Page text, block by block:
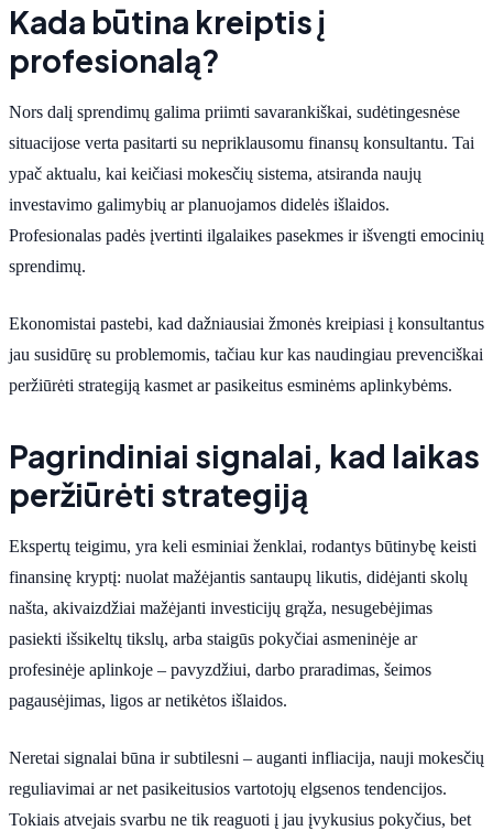
Kada būtina kreiptis į
profesionalą?
Nors dalį sprendimų galima priimti savarankiškai, sudėtingesnėse
situacijose verta pasitarti su nepriklausomu finansų konsultantu. Tai
ypač aktualu, kai keičiasi mokesčių sistema, atsiranda naujų
investavimo galimybių ar planuojamos didelės išlaidos.
Profesionalas padės įvertinti ilgalaikes pasekmes ir išvengti emocinių
sprendimų.
Ekonomistai pastebi, kad dažniausiai žmonės kreipiasi į konsultantus
jau susidūrę su problemomis, tačiau kur kas naudingiau prevenciškai
peržiūrėti strategiją kasmet ar pasikeitus esminėms aplinkybėms.
Pagrindiniai signalai, kad laikas
peržiūrėti strategiją
Ekspertų teigimu, yra keli esminiai ženklai, rodantys būtinybę keisti
finansinę kryptį: nuolat mažėjantis santaupų likutis, didėjanti skolų
našta, akivaizdžiai mažėjanti investicijų grąža, nesugebėjimas
pasiekti išsikeltų tikslų, arba staigūs pokyčiai asmeninėje ar
profesinėje aplinkoje – pavyzdžiui, darbo praradimas, šeimos
pagausėjimas, ligos ar netikėtos išlaidos.
Neretai signalai būna ir subtilesni – auganti infliacija, nauji mokesčių
reguliavimai ar net pasikeitusios vartotojų elgsenos tendencijos.
Tokiais atvejais svarbu ne tik reaguoti į jau įvykusius pokyčius, bet